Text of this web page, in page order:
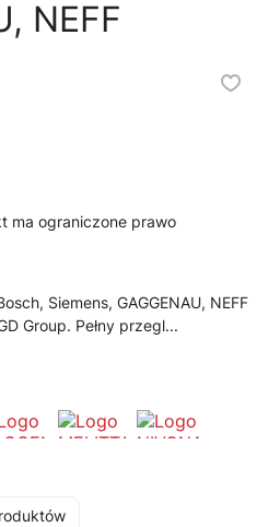
NEFF
ma ograniczone prawo
Siemens, GAGGENAU, NEFF
Group. Pełny przegl...